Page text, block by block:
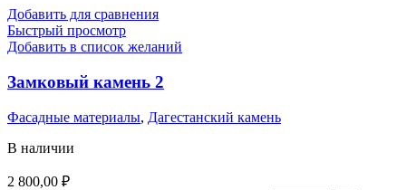
Добавить для сравнения
Быстрый просмотр
Добавить в список желаний
Замковый камень 2
Фасадные материалы, Дагестанский камень
В наличии
2 800,00 ₽